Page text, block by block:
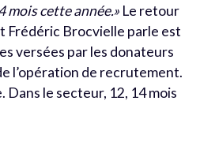
mois cette année.» Le retour
Frédéric Brocvielle parle est
versées par les donateurs
l’opération de recrutement.
Dans le secteur, 12, 14 mois